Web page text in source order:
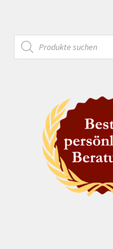
Products
search